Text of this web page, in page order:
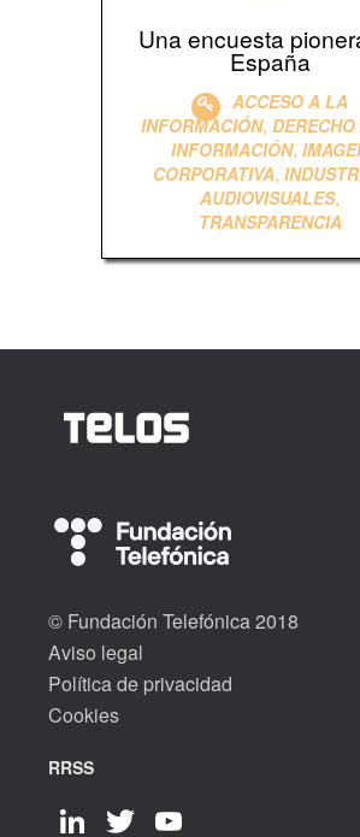
Una encuesta
España
ACCESO A LA
INFORMACIÓN,
INFORMACIÓN,
CORPORATIVA,
AUDIOVISUALES,
TRANSPARENCIA
© Fundación Telefónica 2018
Aviso legal
Política de privacidad
Cookies
RRSS
LinkedInTwitter